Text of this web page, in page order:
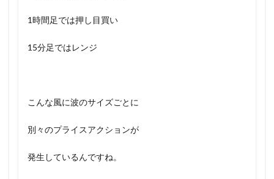
1時間足では押し目買い
15分足ではレンジ
こんな風に波のサイズごとに
別々のプライスアクションが
発生しているんですね。